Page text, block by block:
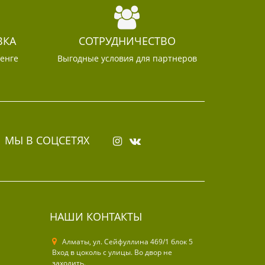
СОТРУДНИЧЕСТВО
Выгодные условия для партнеров
МЫ В СОЦСЕТЯХ
НАШИ КОНТАКТЫ
Алматы, ул. Cейфуллина 469/1 блок 5
Вход в цоколь с улицы. Во двор не
заходить.